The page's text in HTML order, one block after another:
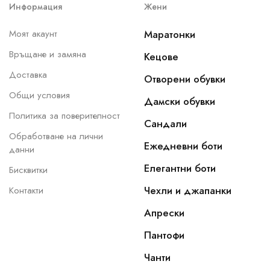
Информация
Моят акаунт
Връщане и замяна
Доставка
Общи условия
Политика за поверителност
Обработване на лични
данни
Бисквитки
Контакти
Жени
Маратонки
Кецове
Отворени обувки
Дамски обувки
Сандали
Ежедневни боти
Елегантни боти
Чехли и джапанки
Апрески
Пантофи
Чанти